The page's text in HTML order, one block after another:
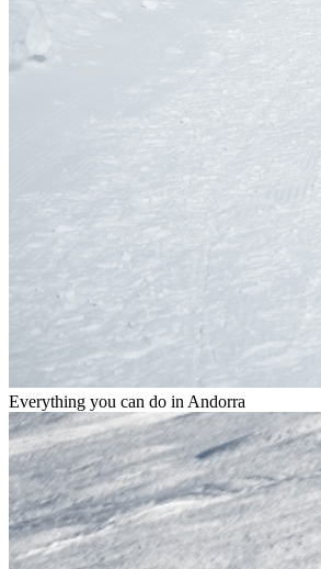
Everything you can do in Andorra